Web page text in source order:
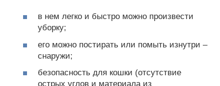
в нем легко и быстро можно произвести
уборку;
его можно постирать или помыть изнутри –
снаружи;
безопасность для кошки (отсутствие
острых углов и материала из